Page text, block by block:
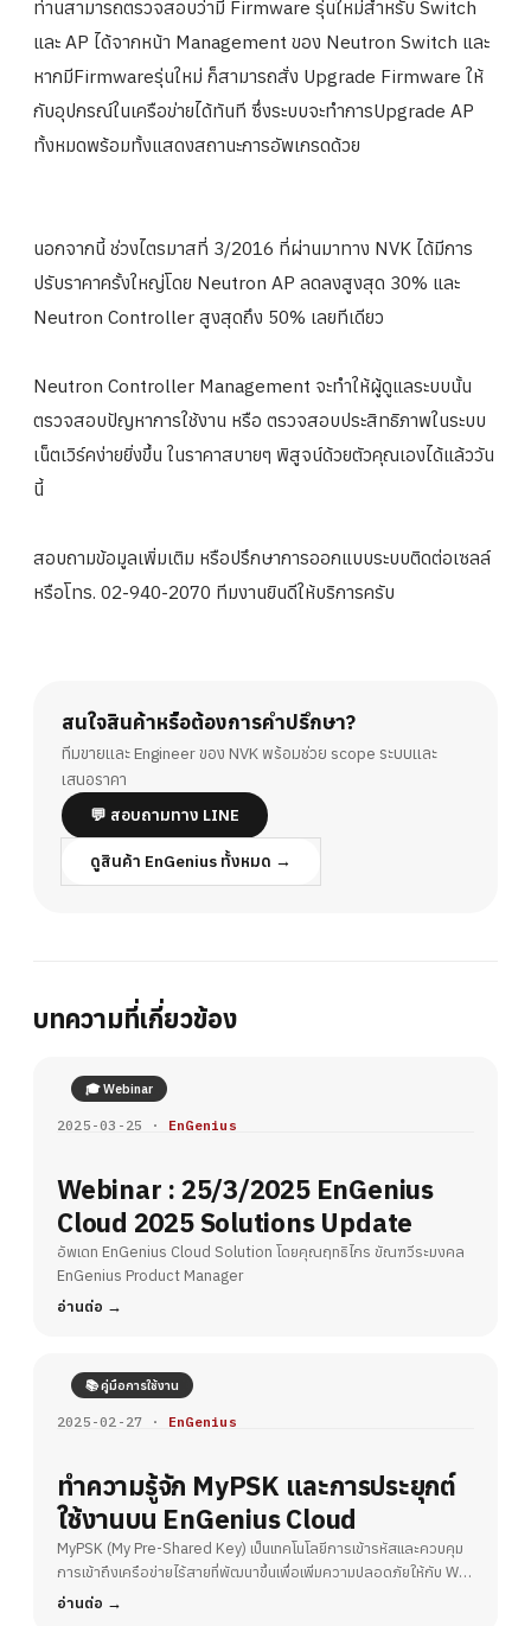
ท่านสามารถตรวจสอบว่ามี Firmware รุ่นใหม่สำหรับ Switch
และ AP ได้จากหน้า Management ของ Neutron Switch และ
หากมีFirmwareรุ่นใหม่ ก็สามารถสั่ง Upgrade Firmware ให้
กับอุปกรณ์ในเครือข่ายได้ทันที ซึ่งระบบจะทำการUpgrade AP
ทั้งหมดพร้อมทั้งแสดงสถานะการอัพเกรดด้วย
นอกจากนี้ ช่วงไตรมาสที่ 3/2016 ที่ผ่านมาทาง NVK ได้มีการ
ปรับราคาครั้งใหญ่โดย Neutron AP ลดลงสูงสุด 30% และ
Neutron Controller สูงสุดถึง 50% เลยทีเดียว
Neutron Controller Management จะทำให้ผู้ดูแลระบบนั้น
ตรวจสอบปัญหาการใช้งาน หรือ ตรวจสอบประสิทธิภาพในระบบ
เน็ตเวิร์คง่ายยิ่งขึ้น ในราคาสบายๆ พิสูจน์ด้วยตัวคุณเองได้แล้ววัน
นี้
สอบถามข้อมูลเพิ่มเติม หรือปรึกษาการออกแบบระบบติดต่อเซลล์
หรือโทร. 02-940-2070 ทีมงานยินดีให้บริการครับ
สนใจสินค้าหรือต้องการคำปรึกษา?
ทีมขายและ Engineer ของ NVK พร้อมช่วย scope ระบบและ
เสนอราคา
💬 สอบถามทาง LINE
ดูสินค้า EnGenius ทั้งหมด →
บทความที่เกี่ยวข้อง
🎓 Webinar
2025-03-25 · EnGenius
Webinar : 25/3/2025 EnGenius
Cloud 2025 Solutions Update
อัพเดท EnGenius Cloud Solution โดยคุณฤทธิไกร ขัณฑวีระมงคล
EnGenius Product Manager
อ่านต่อ
📚 คู่มือการใช้งาน
2025-02-27 · EnGenius
ทำความรู้จัก MyPSK และการประยุกต์
ใช้งานบน EnGenius Cloud
MyPSK (My Pre-Shared Key) เป็นเทคโนโลยีการเข้ารหัสและควบคุม
การเข้าถึงเครือข่ายไร้สายที่พัฒนาขึ้นเพื่อเพิ่มความปลอดภัยให้กับ Wi-
Fi
อ่านต่อ